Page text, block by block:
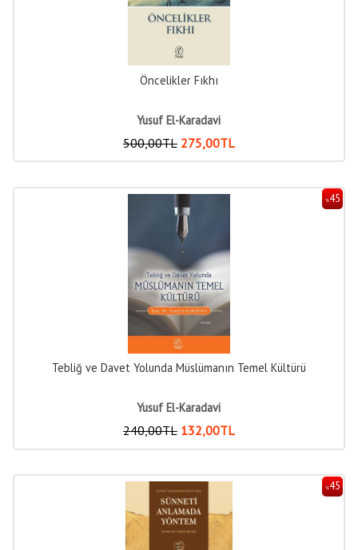
Öncelikler Fıkhı
Yusuf El-Karadavi
500,00TL 275,00TL
%45
Tebliğ ve Davet Yolunda Müslümanın Temel Kültürü
Yusuf El-Karadavi
240,00TL 132,00TL
%45